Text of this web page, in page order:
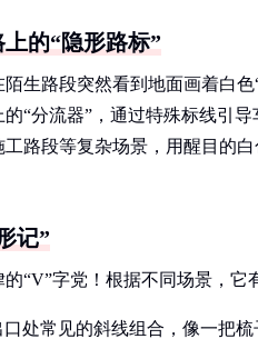
的“隐形路标”
陌生路段突然看到地面画着白
“分流器”，通过特殊标线引
路段等复杂场景，用醒目的
记”
“V”字党！根据不同场景，它
口处常见的斜线组合，像一把